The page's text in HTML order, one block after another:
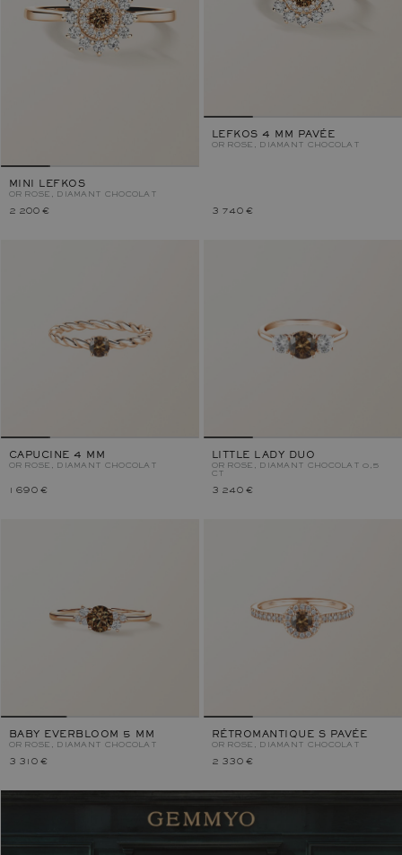
MINI LEFKOS
OR ROSE, DIAMANT CHOCOLAT
2 200 €
LEFKOS 4 MM PAVÉE
OR ROSE, DIAMANT CHOCOLAT
3 740 €
CAPUCINE 4 MM
OR ROSE, DIAMANT CHOCOLAT
1 690 €
LITTLE LADY DUO
OR ROSE, DIAMANT CHOCOLAT 0,5
CT
3 240 €
BABY EVERBLOOM 5 MM
OR ROSE, DIAMANT CHOCOLAT
3 310 €
RÉTROMANTIQUE S PAVÉE
OR ROSE, DIAMANT CHOCOLAT
2 330 €